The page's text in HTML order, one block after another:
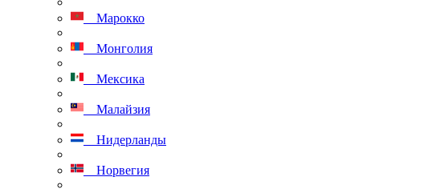
Марокко
Монголия
Мексика
Малайзия
Нидерланды
Норвегия